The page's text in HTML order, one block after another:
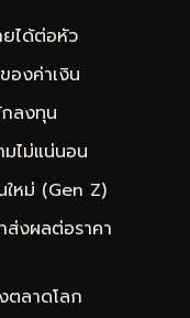
ยได้ต่อหัว
องค่าเงิน
ลงทุน
ไม่แน่นอน
หม่ (Gen Z)
งผลต่อราคา
ตลาดโลก